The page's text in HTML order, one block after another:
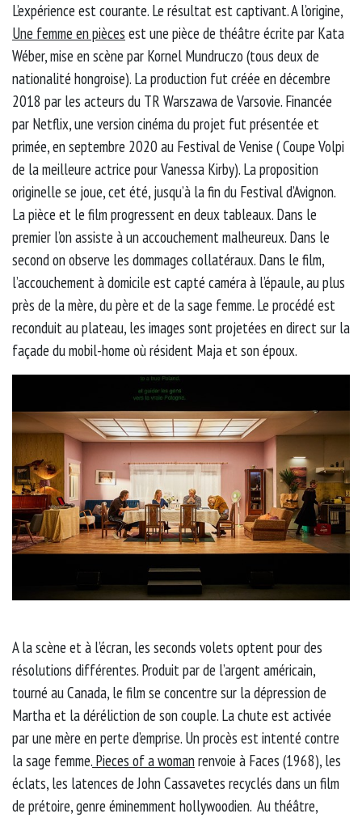
L’expérience est courante. Le résultat est captivant. A l’origine,
Une femme en pièces est une pièce de théâtre écrite par Kata
Wéber, mise en scène par Kornel Mundruczo (tous deux de
nationalité hongroise). La production fut créée en décembre
2018 par les acteurs du TR Warszawa de Varsovie. Financée
par Netflix, une version cinéma du projet fut présentée et
primée, en septembre 2020 au Festival de Venise ( Coupe Volpi
de la meilleure actrice pour Vanessa Kirby). La proposition
originelle se joue, cet été, jusqu’à la fin du Festival d’Avignon.
La pièce et le film progressent en deux tableaux. Dans le
premier l’on assiste à un accouchement malheureux. Dans le
second on observe les dommages collatéraux. Dans le film,
l’accouchement à domicile est capté caméra à l’épaule, au plus
près de la mère, du père et de la sage femme. Le procédé est
reconduit au plateau, les images sont projetées en direct sur la
façade du mobil-home où résident Maja et son époux.
A la scène et à l’écran, les seconds volets optent pour des
résolutions différentes. Produit par de l’argent américain,
tourné au Canada, le film se concentre sur la dépression de
Martha et la déréliction de son couple. La chute est activée
par une mère en perte d’emprise. Un procès est intenté contre
la sage femme. Pieces of a womanrenvoie à Faces (1968), les
éclats, les latences de John Cassavetes recyclés dans un film
de prétoire, genre éminemment hollywoodien. Au théâtre,